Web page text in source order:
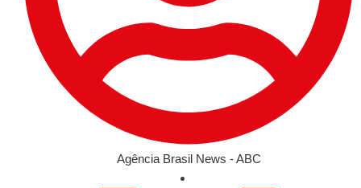
Agência Brasil News - ABC